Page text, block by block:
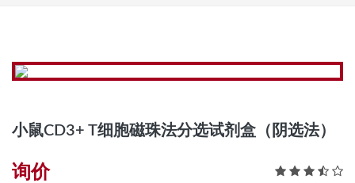
小鼠CD3+ T细胞磁珠法分选试剂盒（阴选法）
询价